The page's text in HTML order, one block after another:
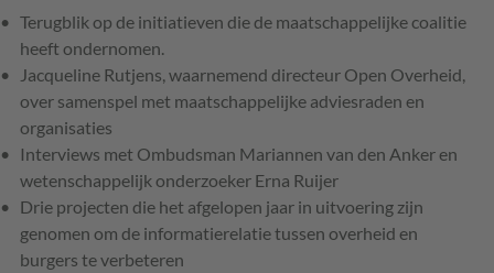
Terugblik op de initiatieven die de maatschappelijke coalitie
heeft ondernomen.
Jacqueline Rutjens, waarnemend directeur Open Overheid,
over samenspel met maatschappelijke adviesraden en
organisaties
Interviews met Ombudsman Mariannen van den Anker en
wetenschappelijk onderzoeker Erna Ruijer
Drie projecten die het afgelopen jaar in uitvoering zijn
genomen om de informatierelatie tussen overheid en
burgers te verbeteren